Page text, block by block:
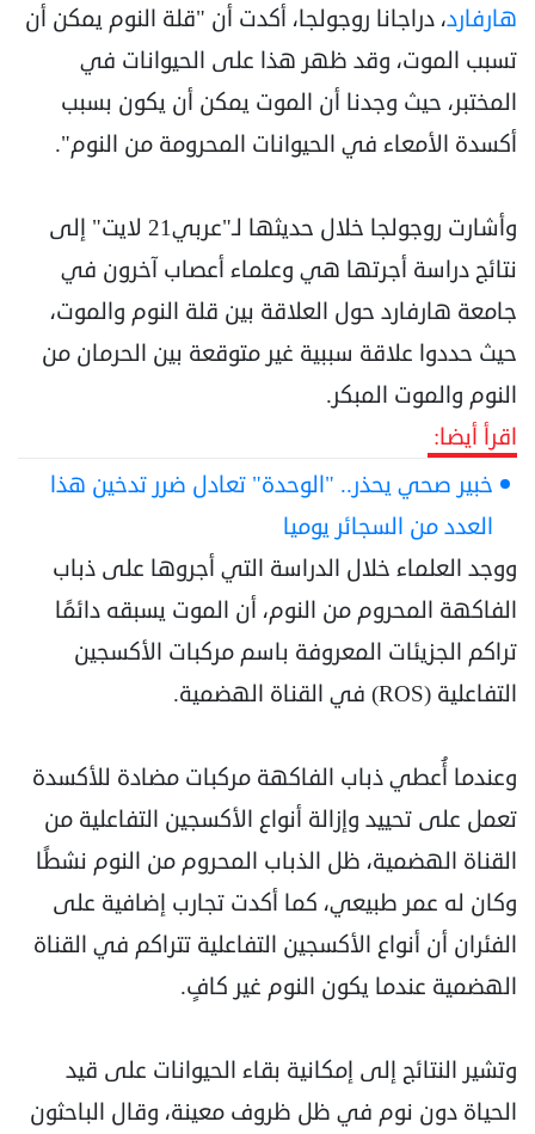
هارفارد، دراجانا روجولجا، أكدت أن "قلة النوم يمكن أن
تسبب الموت، وقد ظهر هذا على الحيوانات في
المختبر، حيث وجدنا أن الموت يمكن أن يكون بسبب
أكسدة الأمعاء في الحيوانات المحرومة من النوم".
وأشارت روجولجا خلال حديثها لـ"عربي21 لايت" إلى
نتائج دراسة أجرتها هي وعلماء أعصاب آخرون في
جامعة هارفارد حول العلاقة بين قلة النوم والموت،
حيث حددوا علاقة سببية غير متوقعة بين الحرمان من
النوم والموت المبكر.
اقرأ أيضا:
خبير صحي يحذر.. "الوحدة" تعادل ضرر تدخين هذا
العدد من السجائر يوميا
ووجد العلماء خلال الدراسة التي أجروها على ذباب
الفاكهة المحروم من النوم، أن الموت يسبقه دائمًا
تراكم الجزيئات المعروفة باسم مركبات الأكسجين
التفاعلية (ROS) في القناة الهضمية.
وعندما أُعطي ذباب الفاكهة مركبات مضادة للأكسدة
تعمل على تحييد وإزالة أنواع الأكسجين التفاعلية من
القناة الهضمية، ظل الذباب المحروم من النوم نشطًا
وكان له عمر طبيعي، كما أكدت تجارب إضافية على
الفئران أن أنواع الأكسجين التفاعلية تتراكم في القناة
الهضمية عندما يكون النوم غير كافٍ.
وتشير النتائج إلى إمكانية بقاء الحيوانات على قيد
الحياة دون نوم في ظل ظروف معينة، وقال الباحثون